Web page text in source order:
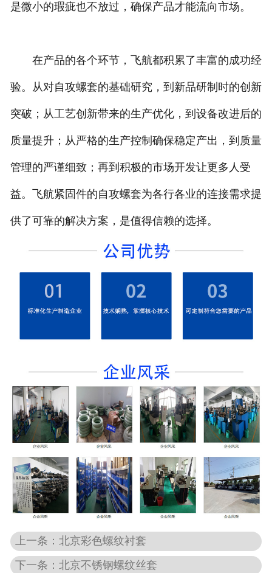
是微小的瑕疵也不放过，确保产品才能流向市场。
在产品的各个环节，飞航都积累了丰富的成功经
验。从对自攻螺套的基础研究，到新品研制时的创新
突破；从工艺创新带来的生产优化，到设备改进后的
质量提升；从严格的生产控制确保稳定产出，到质量
管理的严谨细致；再到积极的市场开发让更多人受
益。飞航紧固件的自攻螺套为各行各业的连接需求提
供了可靠的解决方案，是值得信赖的选择。
上一条：北京彩色螺纹衬套
下一条：北京不锈钢螺纹丝套